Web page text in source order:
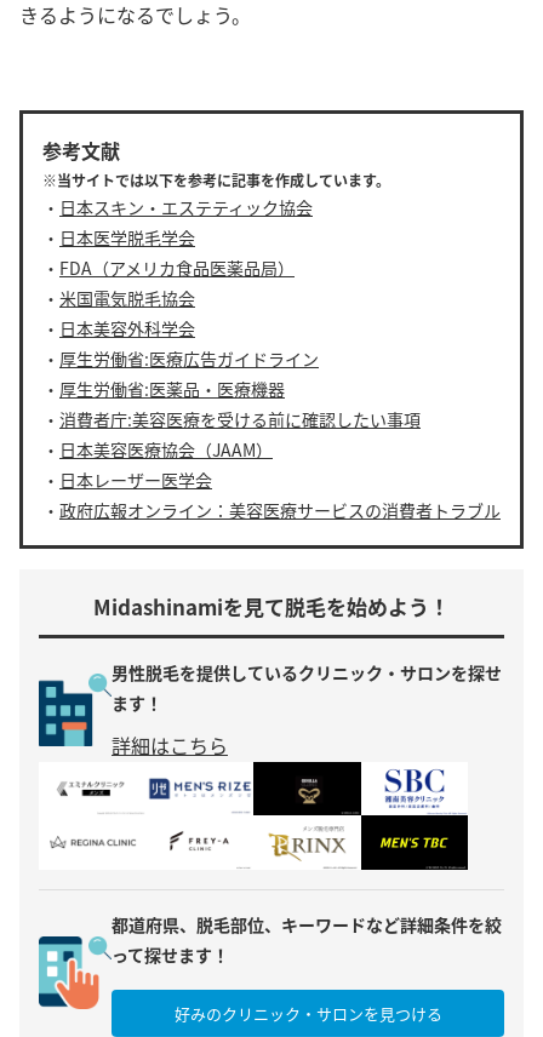
きるようになるでしょう。
参考文献
※当サイトでは以下を参考に記事を作成しています。
・ 日本スキン・エステティック協会
・ 日本医学脱毛学会
・ FDA（アメリカ食品医薬品局）
・ 米国電気脱毛協会
・ 日本美容外科学会
・ 厚生労働省:医療広告ガイドライン
・ 厚生労働省:医薬品・医療機器
・ 消費者庁:美容医療を受ける前に確認したい事項
・ 日本美容医療協会（JAAM）
・ 日本レーザー医学会
・ 政府広報オンライン：美容医療サービスの消費者トラブル
Midashinamiを見て脱毛を始めよう！
男性脱毛を提供しているクリニック・サロンを探せ
ます！
詳細はこちら
都道府県、脱毛部位、キーワードなど詳細条件を絞
って探せます！
好みのクリニック・サロンを見つける